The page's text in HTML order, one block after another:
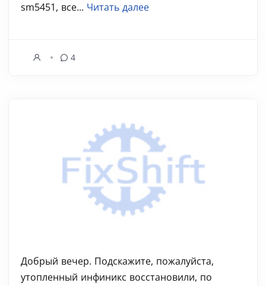
sm5451, все... Читать далее
4
Добрый вечер. Подскажите, пожалуйста,
утопленный инфиникс восстановили, по